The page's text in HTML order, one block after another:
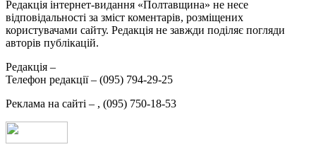
Редакція інтернет-видання «Полтавщина» не несе
відповідальності за зміст коментарів, розміщених
користувачами сайту. Редакція не завжди поділяє погляди
авторів публікацій.
Редакція –
Телефон редакції – (095) 794-29-25
Реклама на сайті – , (095) 750-18-53